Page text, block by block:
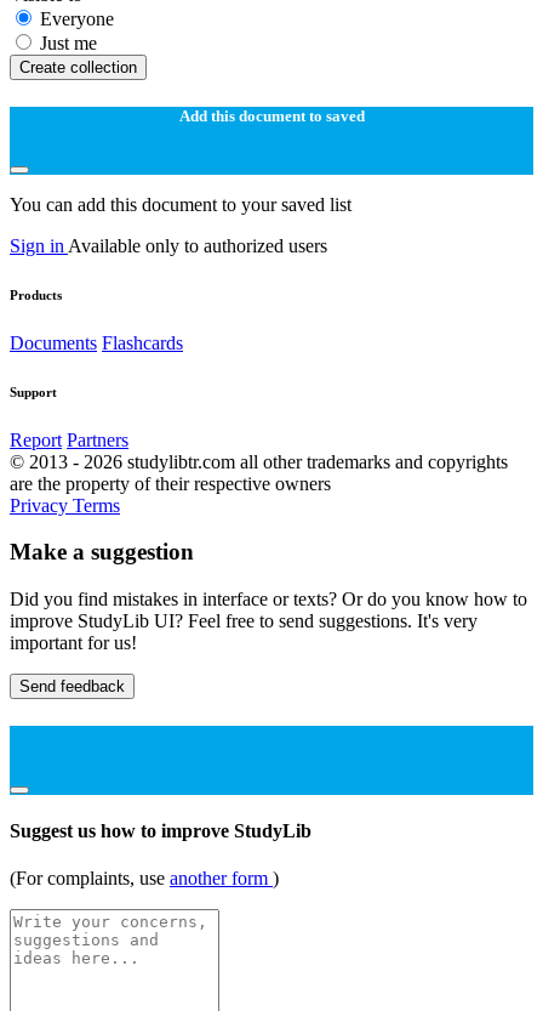
Everyone
Just me
Create collection
Add this document to saved
You can add this document to your saved list
Sign in Available only to authorized users
Products
Documents Flashcards
Support
Report Partners
© 2013 - 2026 studylibtr.com all other trademarks and copyrights
are the property of their respective owners
Privacy Terms
Make a suggestion
Did you find mistakes in interface or texts? Or do you know how to
improve StudyLib UI? Feel free to send suggestions. It's very
important for us!
Send feedback
Suggest us how to improve StudyLib
(For complaints, use another form )